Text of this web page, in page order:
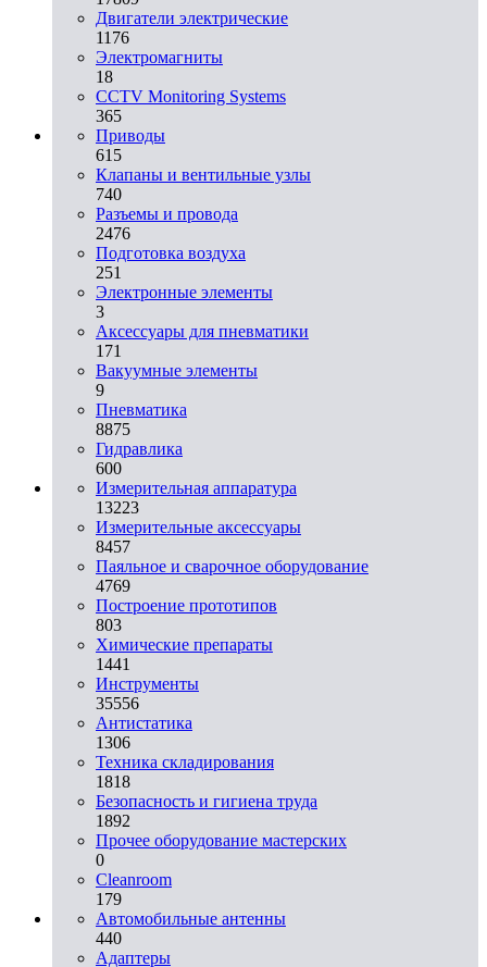
Двигатели электрические
1176
Электромагниты
18
CCTV Monitoring Systems
365
Приводы
615
Клапаны и вентильные узлы
740
Разъемы и провода
2476
Подготовка воздуха
251
Электронные элементы
3
Аксессуары для пневматики
171
Вакуумные элементы
9
Пневматика
8875
Гидравлика
600
Измерительная аппаратура
13223
Измерительные аксессуары
8457
Паяльное и сварочное оборудование
4769
Построение прототипов
803
Химические препараты
1441
Инструменты
35556
Aнтистатика
1306
Техника складирования
1818
Безопасность и гигиена труда
1892
Прочее оборудование мастерских
0
Cleanroom
179
Автомобильные антенны
440
Адаптеры